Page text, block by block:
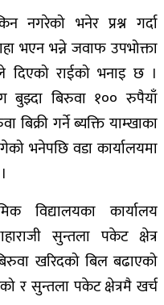
नगरेको भनेर प्रश्न गर्दा
भएन भन्ने जवाफ उपभोक्ता
दिएको राईको भनाइ छ ।
बुझ्दा बिरुवा १०० रुपैयाँ
बिक्री गर्ने ब्यक्ति याम्खाका
भनेपछि वडा कार्यालयमा
विद्यालयका कार्यालय
सुन्तला पकेट क्षेत्र
खरिदको बिल बढाएको
र सुन्तला पकेट क्षेत्रमै खर्च